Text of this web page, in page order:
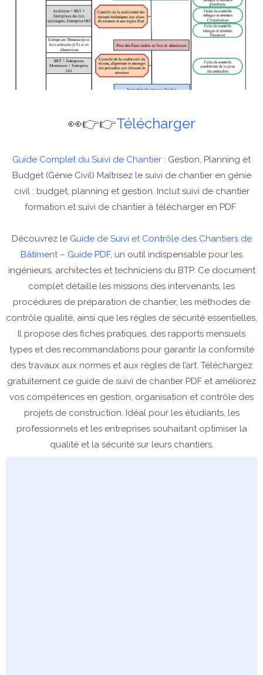
👀👉👉Télécharger
Guide Complet du Suivi de Chantier : Gestion, Planning et
Budget (Génie Civil) Maîtrisez le suivi de chantier en génie
civil : budget, planning et gestion. Inclut suivi de chantier
formation et suivi de chantier à télécharger en PDF
Découvrez le Guide de Suivi et Contrôle des Chantiers de
Bâtiment – Guide PDF, un outil indispensable pour les
ingénieurs, architectes et techniciens du BTP. Ce document
complet détaille les missions des intervenants, les
procédures de préparation de chantier, les méthodes de
contrôle qualité, ainsi que les règles de sécurité essentielles.
Il propose des fiches pratiques, des rapports mensuels
types et des recommandations pour garantir la conformité
des travaux aux normes et aux règles de l’art. Téléchargez
gratuitement ce guide de suivi de chantier PDF et améliorez
vos compétences en gestion, organisation et contrôle des
projets de construction. Idéal pour les étudiants, les
professionnels et les entreprises souhaitant optimiser la
qualité et la sécurité sur leurs chantiers.